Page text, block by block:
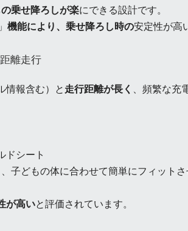
乗せ降ろしが楽にできる設計です。
機能により、乗せ降ろし時の安定性が高
離走行
情報含む）と 走行距離が長く
、頻繁な充
ドシート
子どもの体に合わせて簡単にフィットさ
が高いと評価されています。